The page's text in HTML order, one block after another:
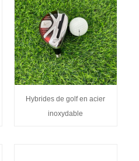
Hybrides de golf en acier
inoxydable